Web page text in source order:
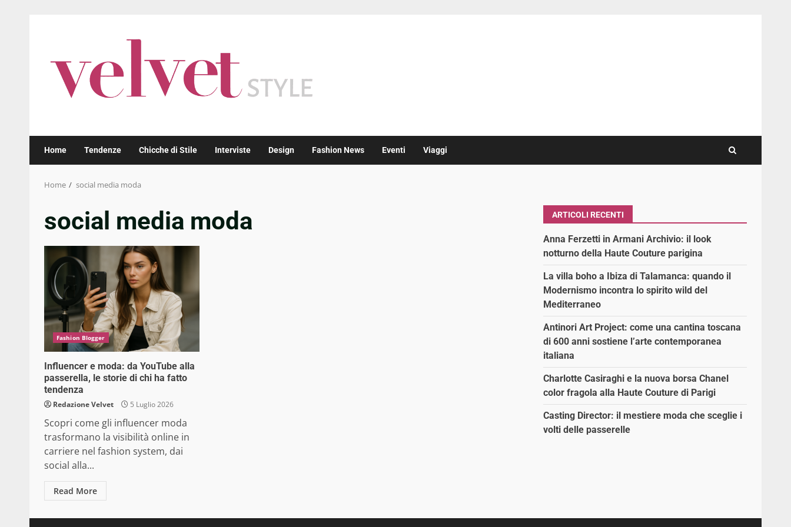
Home Tendenze Chicche di Stile Interviste Design Fashion News Eventi Viaggi
Home social media moda
social media moda
Fashion Blogger
Influencer e moda: da YouTube alla
passerella, le storie di chi ha fatto
tendenza
Redazione Velvet 5 Luglio 2026
Scopri come gli influencer moda
trasformano la visibilità online in
carriere nel fashion system, dai
social alla...
Read More
ARTICOLI RECENTI
Anna Ferzetti in Armani Archivio: il look
notturno della Haute Couture parigina
La villa boho a Ibiza di Talamanca: quando il
Modernismo incontra lo spirito wild del
Mediterraneo
Antinori Art Project: come una cantina toscana
di 600 anni sostiene l’arte contemporanea
italiana
Charlotte Casiraghi e la nuova borsa Chanel
color fragola alla Haute Couture di Parigi
Casting Director: il mestiere moda che sceglie i
volti delle passerelle